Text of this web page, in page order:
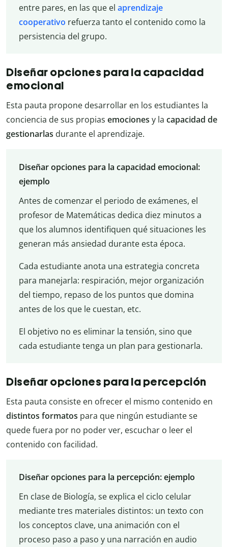
entre pares, en las que el aprendizaje
cooperativo refuerza tanto el contenido como la
persistencia del grupo.
Diseñar opciones para la capacidad
emocional
Esta pauta propone desarrollar en los estudiantes la
conciencia de sus propias emociones y la capacidad de
gestionarlas durante el aprendizaje.
Diseñar opciones para la capacidad emocional:
ejemplo
Antes de comenzar el periodo de exámenes, el
profesor de Matemáticas dedica diez minutos a
que los alumnos identifiquen qué situaciones les
generan más ansiedad durante esta época.
Cada estudiante anota una estrategia concreta
para manejarla: respiración, mejor organización
del tiempo, repaso de los puntos que domina
antes de los que le cuestan, etc.
El objetivo no es eliminar la tensión, sino que
cada estudiante tenga un plan para gestionarla.
Diseñar opciones para la percepción
Esta pauta consiste en ofrecer el mismo contenido en
distintos formatos para que ningún estudiante se
quede fuera por no poder ver, escuchar o leer el
contenido con facilidad.
Diseñar opciones para la percepción: ejemplo
En clase de Biología, se explica el ciclo celular
mediante tres materiales distintos: un texto con
los conceptos clave, una animación con el
proceso paso a paso y una narración en audio